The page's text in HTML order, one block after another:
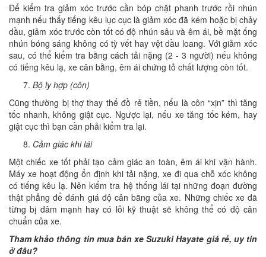
Để kiểm tra giảm xóc trước cần bóp chặt phanh trước rồi nhún
mạnh nếu thấy tiếng kêu lục cục là giảm xóc đã kém hoặc bị chảy
dầu, giảm xóc trước còn tốt có độ nhún sâu và êm ái, bề mặt ống
nhún bóng sáng không có tỳ vết hay vệt dầu loang. Với giảm xóc
sau, có thể kiểm tra bằng cách tải nặng (2 - 3 người) nếu không
có tiếng kêu lạ, xe cân bằng, êm ái chứng tỏ chất lượng còn tốt.
Bộ ly hợp (côn)
Cũng thường bị thợ thay thế đồ rẻ tiền, nếu là côn “xịn” thì tăng
tốc nhanh, không giật cục. Ngược lại, nếu xe tăng tốc kém, hay
giật cục thì bạn cần phải kiểm tra lại.
Cảm giác khi lái
Một chiếc xe tốt phải tạo cảm giác an toàn, êm ái khi vận hành.
Máy xe hoạt động ổn định khi tải nặng, xe đi qua chỗ xóc không
có tiếng kêu lạ. Nên kiểm tra hệ thống lái tại những đoạn đường
thật phẳng để đánh giá độ cân bằng của xe. Những chiếc xe đã
từng bị đâm mạnh hay có lỗi kỹ thuật sẽ không thể có độ cân
chuẩn của xe.
Tham khảo thông tin mua bán xe Suzuki Hayate giá rẻ, uy tín
ở đâu?